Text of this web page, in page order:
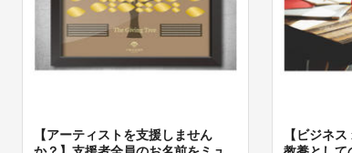
【アーティストを支援しません
【ビジネ